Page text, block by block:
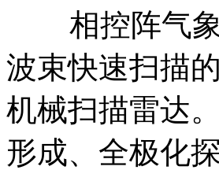
相控阵气象
波束快速扫描
机械扫描雷达
形成、全极化